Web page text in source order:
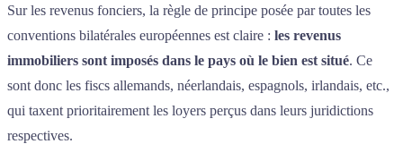
Sur les revenus fonciers, la règle de principe posée par toutes les
conventions bilatérales européennes est claire : les revenus
immobiliers sont imposés dans le pays où le bien est situé. Ce
sont donc les fiscs allemands, néerlandais, espagnols, irlandais, etc.,
qui taxent prioritairement les loyers perçus dans leurs juridictions
respectives.